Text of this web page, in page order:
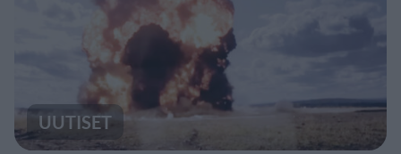
UUTISET